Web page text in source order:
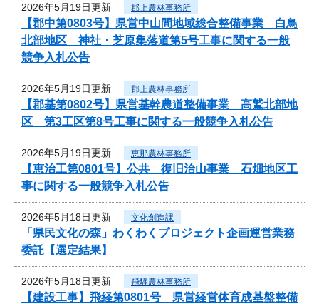
2026年5月19日更新 郡上農林事務所
【郡中第0803号】県営中山間地域総合整備事業 白鳥
北部地区 神社・芝原集落道第5号工事に関する一般
競争入札公告
2026年5月19日更新 郡上農林事務所
【郡基第0802号】県営基幹農道整備事業 高鷲北部地
区 第3工区第8号工事に関する一般競争入札公告
2026年5月19日更新 恵那農林事務所
【恵治工第0801号】公共 復旧治山事業 石畑地区工
事に関する一般競争入札公告
2026年5月18日更新 文化創造課
「県民文化の森」わくわくプロジェクト企画運営業務
委託【選定結果】
2026年5月18日更新 飛騨農林事務所
【建設工事】飛経第0801号 県営経営体育成基盤整備